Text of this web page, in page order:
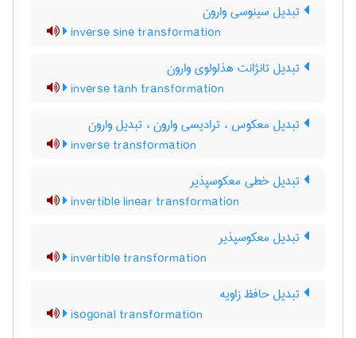
تبدیل سینوسی وارون
inverse sine transformation
تبدیل تانژانت هذلولوی وارون
inverse tanh transformation
تبدیل معکوس ، ترادیسی وارون ، تبدیل وارون
inverse transformation
تبدیل خطی معکوسپذیر
invertible linear transformation
تبدیل معکوسپذیر
invertible transformation
تبدیل حافظ زاویه
isogonal transformation